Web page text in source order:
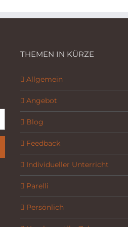
THEMEN IN KÜRZE
Allgemein
Angebot
Blog
Feedback
Individueller Unterricht
Parelli
Persönlich